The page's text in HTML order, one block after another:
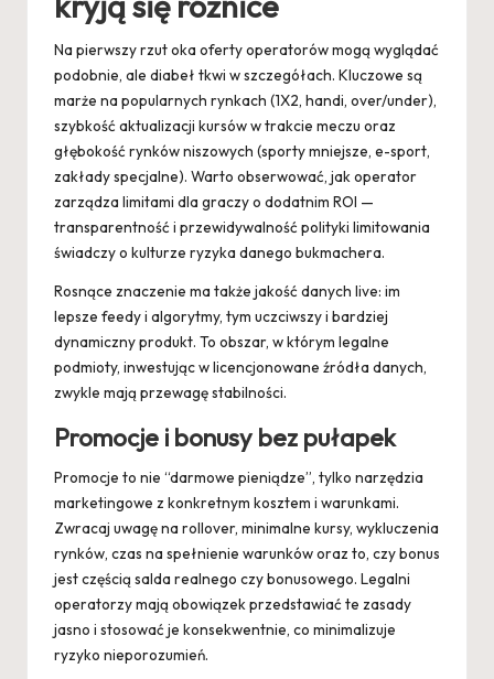
Na pierwszy rzut oka oferty operatorów mogą wyglądać
podobnie, ale diabeł tkwi w szczegółach. Kluczowe są
marże na popularnych rynkach (1X2, handi, over/under),
szybkość aktualizacji kursów w trakcie meczu oraz
głębokość rynków niszowych (sporty mniejsze, e-sport,
zakłady specjalne). Warto obserwować, jak operator
zarządza limitami dla graczy o dodatnim ROI —
transparentność i przewidywalność polityki limitowania
świadczy o kulturze ryzyka danego bukmachera.
Rosnące znaczenie ma także jakość danych live: im
lepsze feedy i algorytmy, tym uczciwszy i bardziej
dynamiczny produkt. To obszar, w którym legalne
podmioty, inwestując w licencjonowane źródła danych,
zwykle mają przewagę stabilności.
Promocje i bonusy bez pułapek
Promocje to nie “darmowe pieniądze”, tylko narzędzia
marketingowe z konkretnym kosztem i warunkami.
Zwracaj uwagę na rollover, minimalne kursy, wykluczenia
rynków, czas na spełnienie warunków oraz to, czy bonus
jest częścią salda realnego czy bonusowego. Legalni
operatorzy mają obowiązek przedstawiać te zasady
jasno i stosować je konsekwentnie, co minimalizuje
ryzyko nieporozumień.